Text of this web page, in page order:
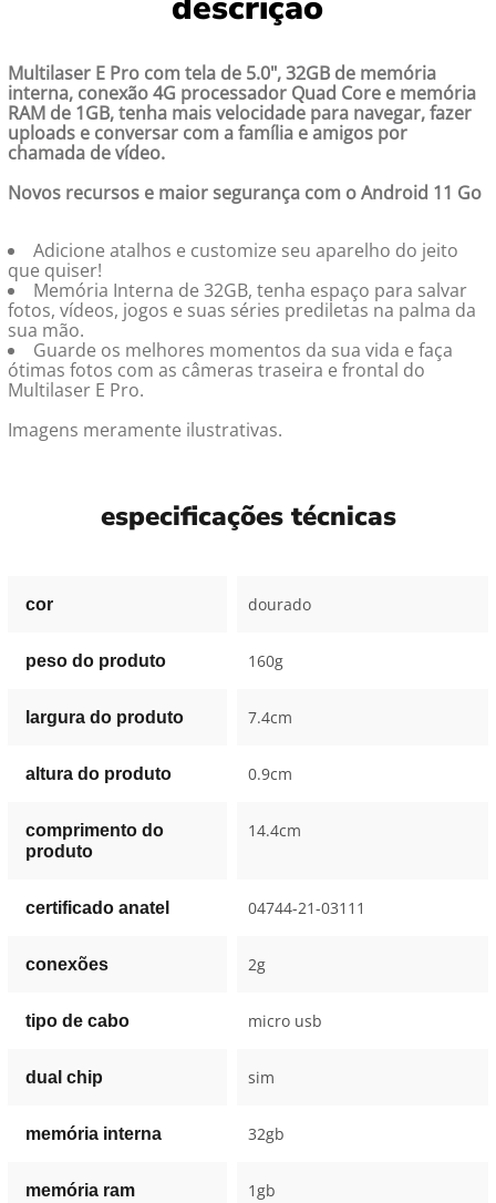
Multilaser E Pro com tela de 5.0", 32GB de memória
interna, conexão 4G processador Quad Core e memória
RAM de 1GB, tenha mais velocidade para navegar, fazer
uploads e conversar com a família e amigos por
chamada de vídeo.
Novos recursos e maior segurança com o Android 11 Go
Adicione atalhos e customize seu aparelho do jeito
que quiser!
Memória Interna de 32GB, tenha espaço para salvar
fotos, vídeos, jogos e suas séries prediletas na palma da
sua mão.
Guarde os melhores momentos da sua vida e faça
ótimas fotos com as câmeras traseira e frontal do
Multilaser E Pro.
Imagens meramente ilustrativas.
especificações técnicas
cor dourado
peso do produto 160g
largura do produto 7.4cm
altura do produto 0.9cm
comprimento do
produto
14.4cm
certificado anatel 04744-21-03111
conexões 2g
tipo de cabo micro usb
dual chip sim
memória interna 32gb
memória ram 1gb